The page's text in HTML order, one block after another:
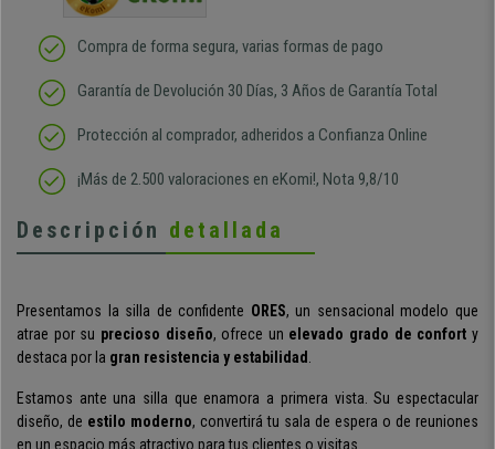
Compra de forma segura, varias formas de pago
Garantía de Devolución 30 Días, 3 Años de Garantía Total
Protección al comprador, adheridos a Confianza Online
¡Más de 2.500 valoraciones en eKomi!, Nota 9,8/10
Descripción detallada
Presentamos la silla de confidente ORES, un sensacional modelo que
atrae por su precioso diseño, ofrece un elevado grado de confort y
destaca por la gran resistencia y estabilidad
Estamos ante una silla que enamora a primera vista. Su espectacular
diseño, de estilo moderno, convertirá tu sala de espera o de reuniones
en un espacio más atractivo para tus clientes o visitas.